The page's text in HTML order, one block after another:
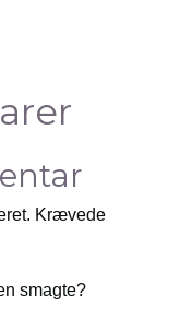
Krævede
smagte?